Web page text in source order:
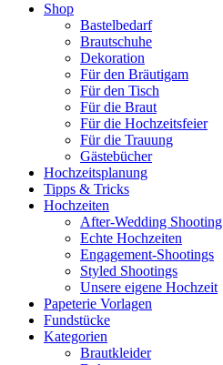
Shop
Bastelbedarf
Brautschuhe
Dekoration
Für den Bräutigam
Für den Tisch
Für die Braut
Für die Hochzeitsfeier
Für die Trauung
Gästebücher
Hochzeitsplanung
Tipps & Tricks
Hochzeiten
After-Wedding Shooting
Echte Hochzeiten
Engagement-Shootings
Styled Shootings
Unsere eigene Hochzeit
Papeterie Vorlagen
Fundstücke
Kategorien
Brautkleider